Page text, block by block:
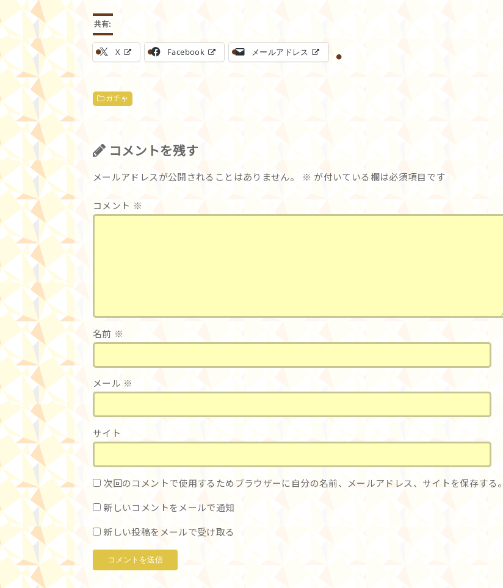
共有:
X Facebook メールアドレス
ガチャ
コメントを残す
メールアドレスが公開されることはありません。 ※ が付いている欄は必須項目です
コメント ※
名前 ※
メール ※
サイト
次回のコメントで使用するためブラウザーに自分の名前、メールアドレス、サイトを保存する。
新しいコメントをメールで通知
新しい投稿をメールで受け取る